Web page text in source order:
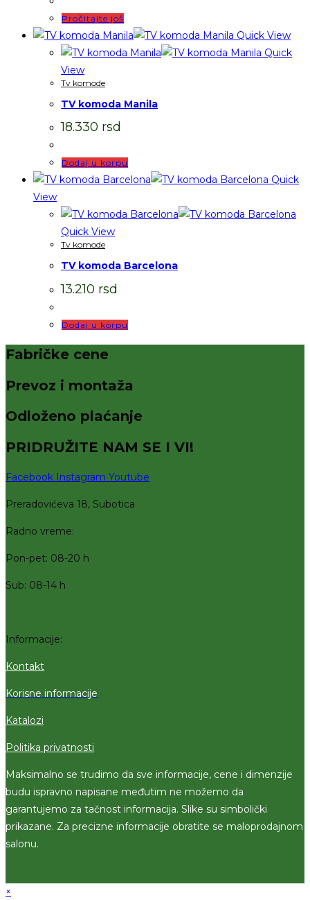
Pročitajte još
Quick View
Quick
View
Tv komode
TV komoda Manila
18.330 rsd
Dodaj u korpu
Quick
View
Quick View
Tv komode
TV komoda Barcelona
13.210 rsd
Dodaj u korpu
Fabričke cene
Prevoz i montaža
Odloženo plaćanje
PRIDRUŽITE NAM SE I VI!
Facebook Instagram Youtube
Preradovićeva 18, Subotica
Radno vreme:
Pon-pet: 08-20 h
Sub: 08-14 h
Informacije:
Kontakt
Korisne informacije
Katalozi
Politika privatnosti
Maksimalno se trudimo da sve informacije, cene i dimenzije
budu ispravno napisane međutim ne možemo da
garantujemo za tačnost informacija. Slike su simbolički
prikazane. Za precizne informacije obratite se maloprodajnom
salonu.
×